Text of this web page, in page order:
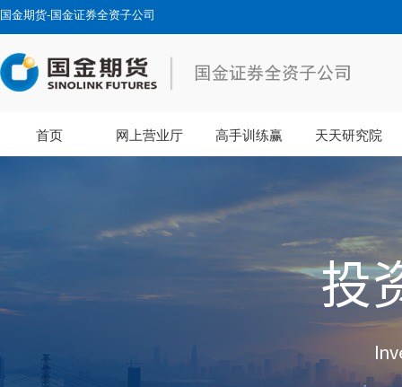
国金期货-国金证券全资子公司
首页 网上营业厅 高手训练赢 天天研究院